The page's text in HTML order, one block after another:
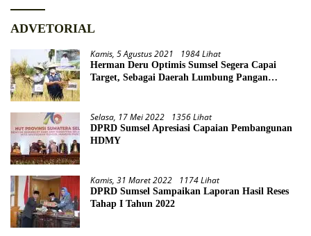
ADVETORIAL
Kamis, 5 Agustus 2021 1984 Lihat
Herman Deru Optimis Sumsel Segera Capai
Target, Sebagai Daerah Lumbung Pangan
Selasa, 17 Mei 2022 1356 Lihat
DPRD Sumsel Apresiasi Capaian Pembangunan
HDMY
Kamis, 31 Maret 2022 1174 Lihat
DPRD Sumsel Sampaikan Laporan Hasil Reses
Tahap I Tahun 2022